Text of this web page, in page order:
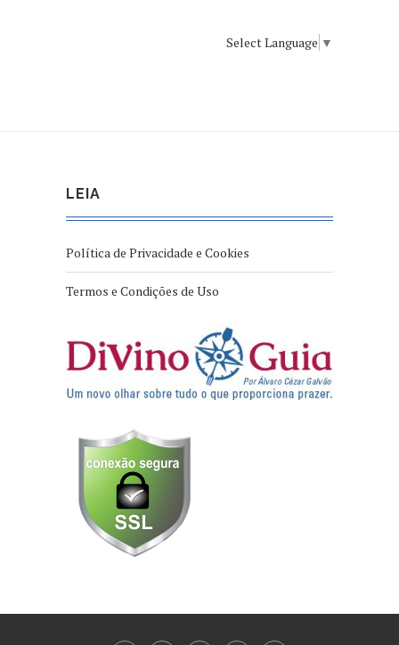
Select Language ▼
LEIA
Política de Privacidade e Cookies
Termos e Condições de Uso